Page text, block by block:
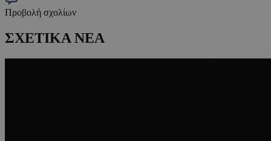
Προβολή σχολίων
ΣΧΕΤΙΚΑ ΝΕΑ